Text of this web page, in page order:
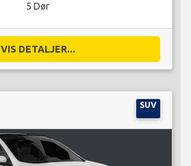
5 Dør
VIS DETALJER...
SUV